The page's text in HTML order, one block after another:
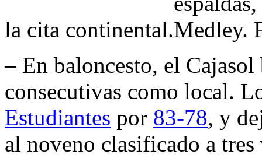
la cita continental.
– En baloncesto, el
consecutivas como local.
Estudiantes por 83-78, y
al noveno clasificado a